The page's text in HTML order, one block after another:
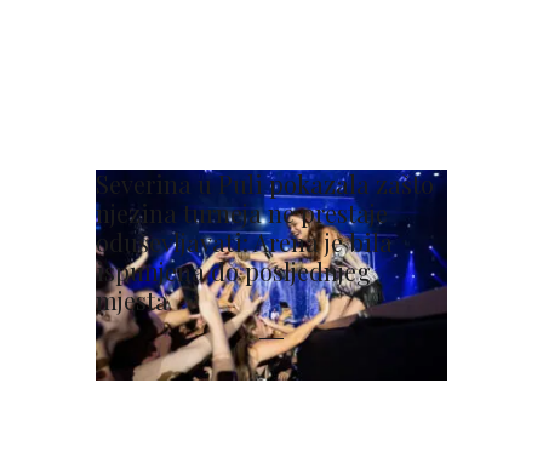
Severina u Puli pokazala zašto
njezina turneja ne prestaje
oduševljavati: Arena je bila
ispunjena do posljednjeg
mjesta